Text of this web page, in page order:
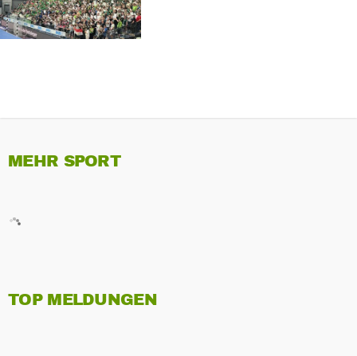
MEHR SPORT
TOP MELDUNGEN